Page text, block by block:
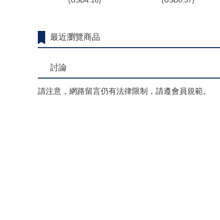
最近瀏覽商品
討論
請注意，網路留言仍有法律限制，請遵會員規範。